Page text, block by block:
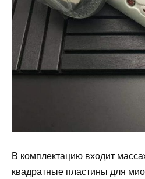
В комплектацию входит
квадратные пластины для